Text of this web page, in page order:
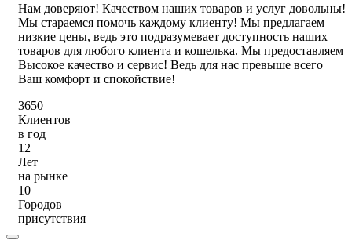
Нам доверяют! Качеством наших товаров и услуг довольны!
Мы стараемся помочь каждому клиенту! Мы предлагаем
низкие цены, ведь это подразумевает доступность наших
товаров для любого клиента и кошелька. Мы предоставляем
Высокое качество и сервис! Ведь для нас превыше всего
Ваш комфорт и спокойствие!
3650
Клиентов
в год
12
Лет
на рынке
10
Городов
присутствия